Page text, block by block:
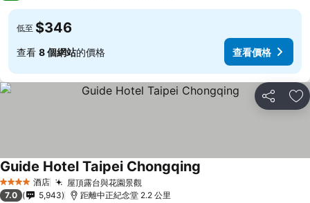
低至 $346
查看 8 個網站的價格 查看價格
分享 放
4 星級 酒店 屋頂露台與花園景觀
Guide Hotel Taipei Chongqing
7.0 5,943 距離中正紀念堂 2.2 公里